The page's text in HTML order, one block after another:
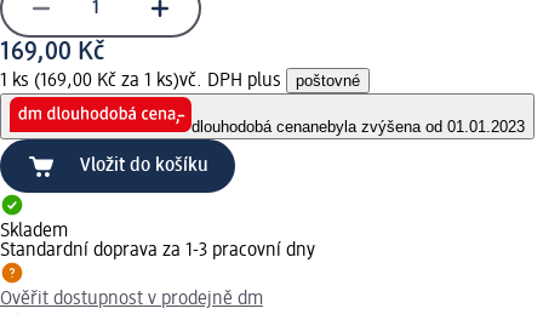
169,00 Kč
1 ks (169,00 Kč za 1 ks)vč. DPH plus poštovné
dlouhodobá cenanebyla zvýšena od 01.01.2023
Vložit do košíku
Skladem
Standardní doprava za 1-3 pracovní dny
Ověřit dostupnost v prodejně dm